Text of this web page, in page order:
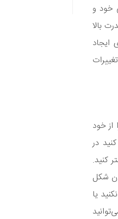
خود و
بالا
ایجاد
خود
در
کنید.
شکل
یا